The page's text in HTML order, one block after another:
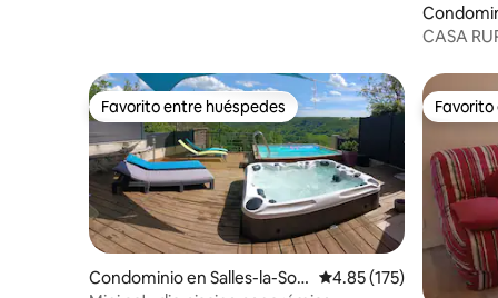
CASA
Favorito entre huéspedes
Favorito entre huéspedes
Condominio en Salles-la-Sou Calificación promedio:
4.85 (175)